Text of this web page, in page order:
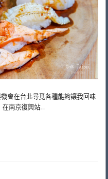
會在台北尋覓各種能夠讓我回味
在南京復興站…